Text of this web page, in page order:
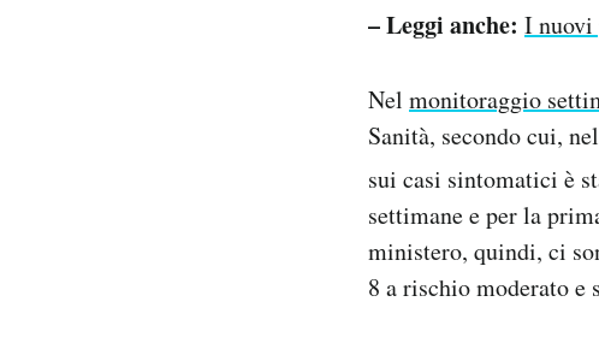
– Leggi anche: I nuovi
Nel monitoraggio
Sanità, secondo cui,
sui casi sintomatici è
settimane e per la
ministero, quindi, ci
8 a rischio moderato e